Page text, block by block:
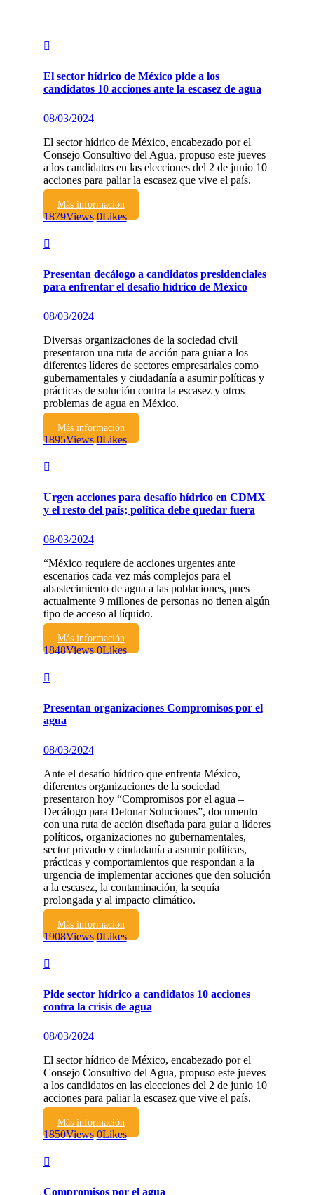
El sector hídrico de México pide a los
candidatos 10 acciones ante la escasez de agua
08/03/2024
El sector hídrico de México, encabezado por el
Consejo Consultivo del Agua, propuso este jueves
a los candidatos en las elecciones del 2 de junio 10
acciones para paliar la escasez que vive el país.
Más información
1879Views 0Likes
Presentan decálogo a candidatos presidenciales
para enfrentar el desafío hídrico de México
08/03/2024
Diversas organizaciones de la sociedad civil
presentaron una ruta de acción para guiar a los
diferentes líderes de sectores empresariales como
gubernamentales y ciudadanía a asumir políticas y
prácticas de solución contra la escasez y otros
problemas de agua en México.
Más información
1895Views 0Likes
Urgen acciones para desafío hídrico en CDMX
y el resto del país; política debe quedar fuera
08/03/2024
“México requiere de acciones urgentes ante
escenarios cada vez más complejos para el
abastecimiento de agua a las poblaciones, pues
actualmente 9 millones de personas no tienen algún
tipo de acceso al líquido.
Más información
1848Views 0Likes
Presentan organizaciones Compromisos por el
agua
08/03/2024
Ante el desafío hídrico que enfrenta México,
diferentes organizaciones de la sociedad
presentaron hoy “Compromisos por el agua –
Decálogo para Detonar Soluciones”, documento
con una ruta de acción diseñada para guiar a líderes
políticos, organizaciones no gubernamentales,
sector privado y ciudadanía a asumir políticas,
prácticas y comportamientos que respondan a la
urgencia de implementar acciones que den solución
a la escasez, la contaminación, la sequía
prolongada y al impacto climático.
Más información
1908Views 0Likes
Pide sector hídrico a candidatos 10 acciones
contra la crisis de agua
08/03/2024
El sector hídrico de México, encabezado por el
Consejo Consultivo del Agua, propuso este jueves
a los candidatos en las elecciones del 2 de junio 10
acciones para paliar la escasez que vive el país.
Más información
1850Views 0Likes
Compromisos por el agua